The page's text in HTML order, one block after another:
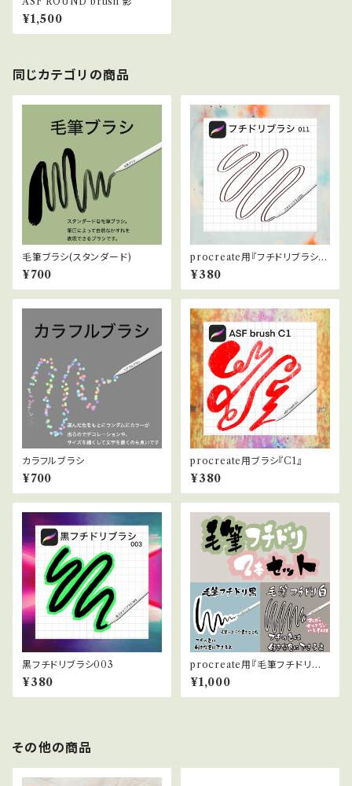
¥1,500
同じカテゴリの商品
毛筆ブラシ(スタンダード)
¥700
procreate用『フチドリブラシ白
011』
¥380
カラフルブラシ
¥700
procreate用ブラシ『C1』
¥380
黒フチドリブラシ003
¥380
procreate用『毛筆フチドリブラ
シ黒』と『毛筆フチドリブラシ白』
のお得な2本セット
¥1,000
その他の商品